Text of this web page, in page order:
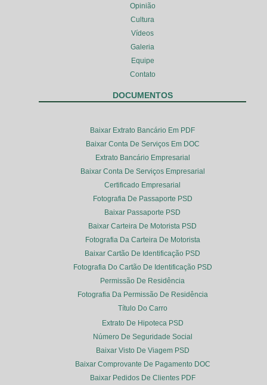
Opinião
Cultura
Vídeos
Galeria
Equipe
Contato
DOCUMENTOS
Baixar Extrato Bancário Em PDF
Baixar Conta De Serviços Em DOC
Extrato Bancário Empresarial
Baixar Conta De Serviços Empresarial
Certificado Empresarial
Fotografia De Passaporte PSD
Baixar Passaporte PSD
Baixar Carteira De Motorista PSD
Fotografia Da Carteira De Motorista
Baixar Cartão De Identificação PSD
Fotografia Do Cartão De Identificação PSD
Permissão De Residência
Fotografia Da Permissão De Residência
Título Do Carro
Extrato De Hipoteca PSD
Número De Seguridade Social
Baixar Visto De Viagem PSD
Baixar Comprovante De Pagamento DOC
Baixar Pedidos De Clientes PDF